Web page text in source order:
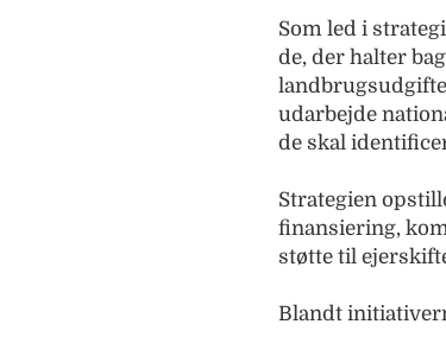
Som led i
de, der halter
udarbejde
de skal
Strategien
finansiering,
støtte til
Blandt